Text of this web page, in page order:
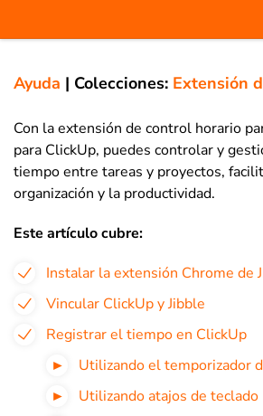
Ayuda | Colecciones: Extensión
Con la extensión de control horario
para ClickUp, puedes controlar y
tiempo entre tareas y proyectos,
organización y la productividad.
Este artículo cubre:
Instalar la extensión Chrome de
Vincular ClickUp y Jibble
Registrar el tiempo en ClickUp
Utilizando el temporizador
Utilizando atajos de teclado